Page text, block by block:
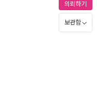
의뢰하기
보관함